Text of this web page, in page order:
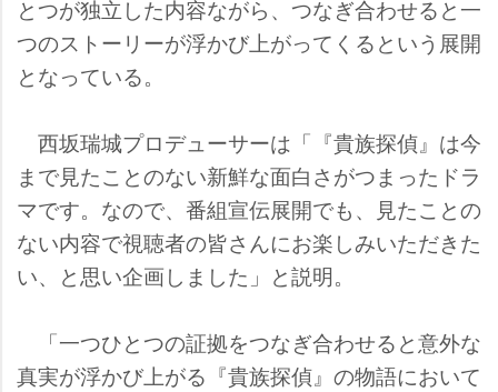
とつが独立した内容ながら、つなぎ合わせると一
つのストーリーが浮かび上がってくるという展開
となっている。
西坂瑞城プロデューサーは「『貴族探偵』は今
まで見たことのない新鮮な面白さがつまったドラ
マです。なので、番組宣伝展開でも、見たことの
ない内容で視聴者の皆さんにお楽しみいただきた
い、と思い企画しました」と説明。
「一つひとつの証拠をつなぎ合わせると意外な
真実が浮かび上がる『貴族探偵』の物語において